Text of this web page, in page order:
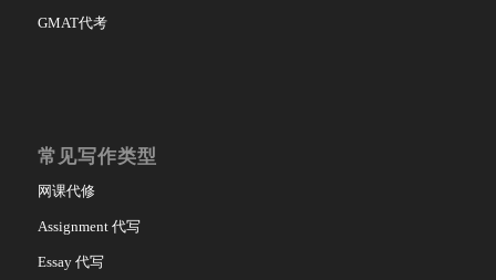
GMAT代考
常见写作类型
网课代修
Assignment 代写
Essay 代写